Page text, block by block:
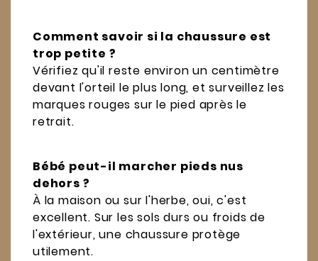
Comment savoir si la chaussure est
trop petite ?
Vérifiez qu'il reste environ un centimètre
devant l'orteil le plus long, et surveillez les
marques rouges sur le pied après le
retrait.
Bébé peut-il marcher pieds nus
dehors ?
À la maison ou sur l'herbe, oui, c'est
excellent. Sur les sols durs ou froids de
l'extérieur, une chaussure protège
utilement.